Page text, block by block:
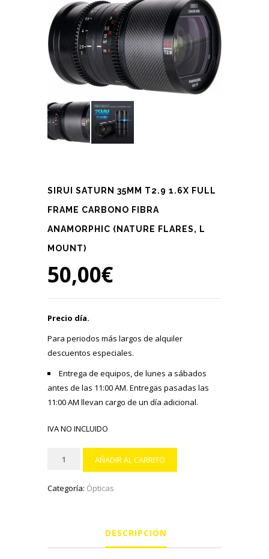
SIRUI SATURN 35MM T2.9 1.6X FULL
FRAME CARBONO FIBRA
ANAMORPHIC (NATURE FLARES, L
MOUNT)
50,00€
Precio día.
Para periodos más largos de alquiler
descuentos especiales.
Entrega de equipos, de lunes a sábados
antes de las 11:00 AM. Entregas pasadas las
11:00 AM llevan cargo de un día adicional.
IVA NO INCLUIDO
SIRUI
35mm
AÑADIR AL CARRITO
Categoría: Ópticas
DESCRIPCIÓN